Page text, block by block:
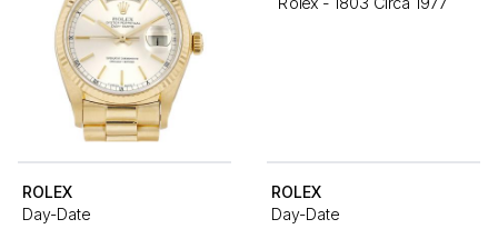
ROLEX
Day-Date
ROLEX
Day-Date